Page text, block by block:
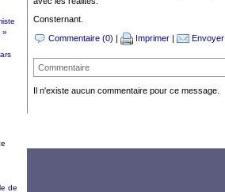
Consternant.
Commentaire (0) | Imprimer | Envoyer
Commentaire
Il n'existe aucun commentaire pour ce message.
»
de